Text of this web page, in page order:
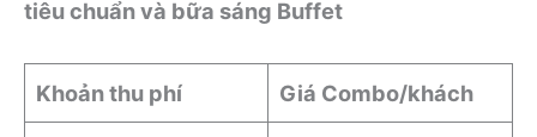
tiêu chuẩn và bữa sáng Buffet
Khoản thu phí Giá Combo/khách